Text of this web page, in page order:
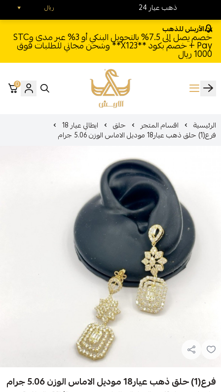
الأربش للذهب
خصم يصل إلى 7.5% بالتحويل البنكي أو 3% عبر مدى وSTC
Pay + خصم بكود **X123** وشحن مجاني للطلبات فوق
1000 ريال
الأربش للذهب
0
الرئيسية اقسام المتجر حلق ايطالي عيار 18
فرع(1) حلق ذهب عيار18 موديل الاماس الوزن 5.06 جرام
فرع(1) حلق ذهب عيار18 موديل الاماس الوزن 5.06 جرام
24 ذهب عيار ريال